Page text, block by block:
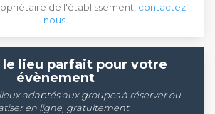
de l'établissement, contactez-
nous
le lieu parfait pour votre
évènement
adaptés aux groupes à réserver ou
en ligne, gratuitement.